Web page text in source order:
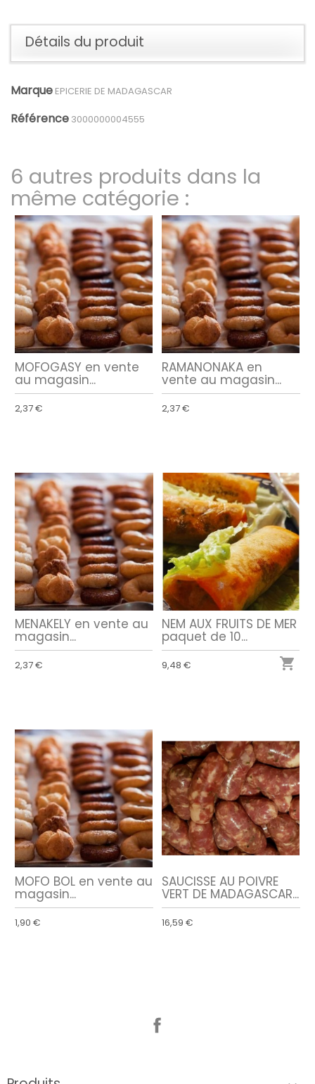
Détails du produit
Marque EPICERIE DE MADAGASCAR
Référence 3000000004555
6 autres produits dans la
même catégorie :
MOFOGASY en vente
au magasin...
2,37 €
RAMANONAKA en
vente au magasin...
2,37 €
MENAKELY en vente au
magasin...
2,37 €
NEM AUX FRUITS DE MER
paquet de 10...
9,48 € 
MOFO BOL en vente au
magasin...
1,90 €
SAUCISSE AU POIVRE
VERT DE MADAGASCAR...
16,59 €